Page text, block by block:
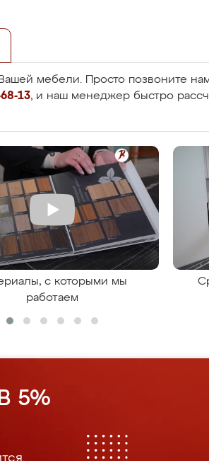
Вашей мебели. Просто позвоните
13, и наш менеджер быстро
с которыми мы
работаем
5%